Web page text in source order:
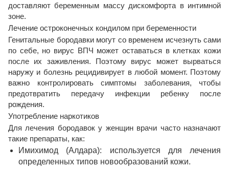
доставляют беременным массу дискомфорта в интимной
зоне.
Лечение остроконечных кондилом при беременности
Генитальные бородавки могут со временем исчезнуть сами
по себе, но вирус ВПЧ может оставаться в клетках кожи
после их заживления. Поэтому вирус может вырваться
наружу и болезнь рецидивирует в любой момент. Поэтому
важно контролировать симптомы заболевания, чтобы
предотвратить передачу инфекции ребенку после
рождения.
Употребление наркотиков
Для лечения бородавок у женщин врачи часто назначают
такие препараты, как:
Имихимод (Алдара): используется для лечения
определенных типов новообразований кожи.